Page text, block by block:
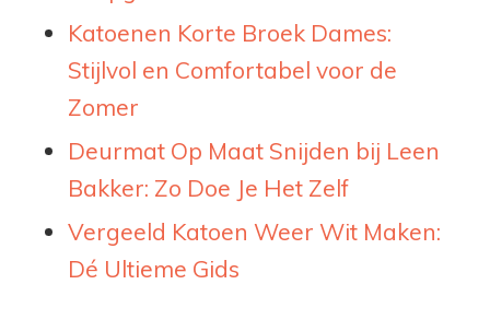
Katoenen Korte Broek Dames:
Stijlvol en Comfortabel voor de
Zomer
Deurmat Op Maat Snijden bij Leen
Bakker: Zo Doe Je Het Zelf
Vergeeld Katoen Weer Wit Maken:
Dé Ultieme Gids